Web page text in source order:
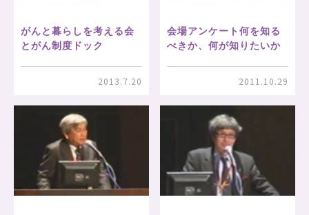
がんと暮らしを考える会
とがん制度ドック
2013.7.20
会場アンケート何を知る
べきか、何が知りたいか
2011.10.29